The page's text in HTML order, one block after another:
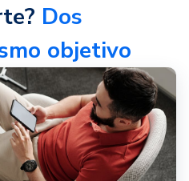
Dos
objetivo